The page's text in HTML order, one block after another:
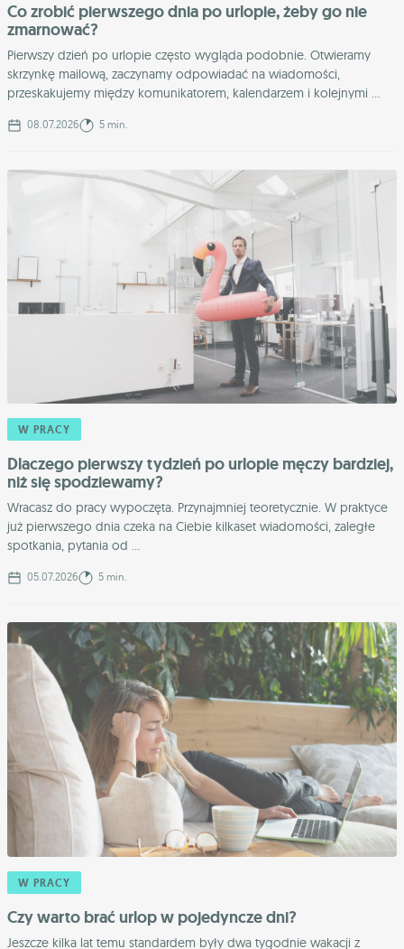
Co zrobić pierwszego dnia po urlopie, żeby go nie
zmarnować?
Pierwszy dzień po urlopie często wygląda podobnie. Otwieramy
skrzynkę mailową, zaczynamy odpowiadać na wiadomości,
przeskakujemy między komunikatorem, kalendarzem i kolejnymi ...
08.07.2026 5 min.
W PRACY
Dlaczego pierwszy tydzień po urlopie męczy bardziej,
niż się spodziewamy?
Wracasz do pracy wypoczęta. Przynajmniej teoretycznie. W praktyce
już pierwszego dnia czeka na Ciebie kilkaset wiadomości, zaległe
spotkania, pytania od ...
05.07.2026 5 min.
W PRACY
Czy warto brać urlop w pojedyncze dni?
Jeszcze kilka lat temu standardem były dwa tygodnie wakacji z